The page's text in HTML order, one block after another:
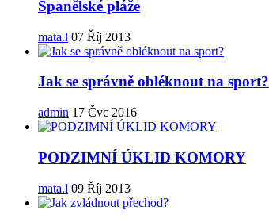
Španělské pláže
mata.l 07 Říj 2013
Jak se správně obléknout na sport?
admin 17 Čvc 2016
PODZIMNÍ ÚKLID KOMORY
mata.l 09 Říj 2013